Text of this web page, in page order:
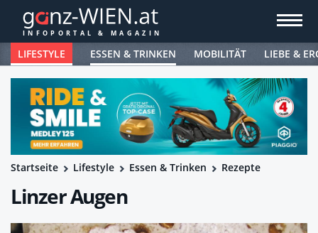
LIFESTYLE ESSEN & TRINKEN MOBILITÄT LIEBE &
Startseite Lifestyle Essen & Trinken Rezepte
Linzer Augen